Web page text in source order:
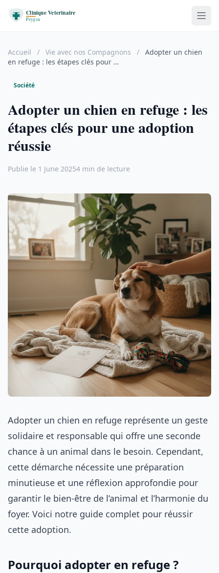
Accueil / Vie avec nos Compagnons /
Adopter un chien
en refuge : les étapes clés pour …
Société
Adopter un chien en refuge : les
étapes clés pour une adoption
réussie
Publie le 1 June 20254 min de lecture
Adopter un chien en refuge représente un geste
solidaire et responsable qui offre une seconde
chance à un animal dans le besoin. Cependant,
cette démarche nécessite une préparation
minutieuse et une réflexion approfondie pour
garantir le bien-être de l’animal et l’harmonie du
foyer. Voici notre guide complet pour réussir
cette adoption.
Pourquoi adopter en refuge ?